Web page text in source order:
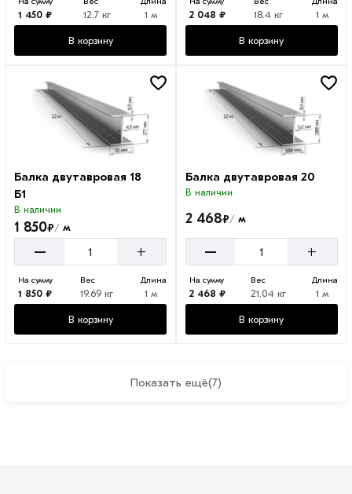
1 450 ₽ 12.7 кг 1 м
В корзину
2 048 ₽ 18.4 кг 1 м
В корзину
Балка двутавровая 18
Б1
В наличии
1 850₽/ м
– +
На сумму
1 850 ₽
Вес
19.69 кг
Длина
1 м
В корзину
Балка двутавровая 20
В наличии
2 468₽/м
– +
На сумму
2 468 ₽
Вес
21.04 кг
Длина
1 м
В корзину
Показать ещё(7)